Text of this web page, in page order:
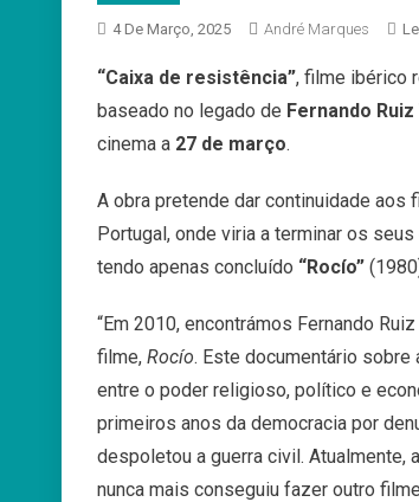
4 De Março, 2025 André Marques
“Caixa de resistência”, filme ibérico
baseado no legado de Fernando
cinema a 27 de março.
A obra pretende dar continuidade aos
Portugal, onde viria a terminar os
tendo apenas concluído “Rocío”
“Em 2010, encontrámos Fernando
filme, Rocío. Este documentário
entre o poder religioso, político e
primeiros anos da democracia por
despoletou a guerra civil. Atualmente,
nunca mais conseguiu fazer outro